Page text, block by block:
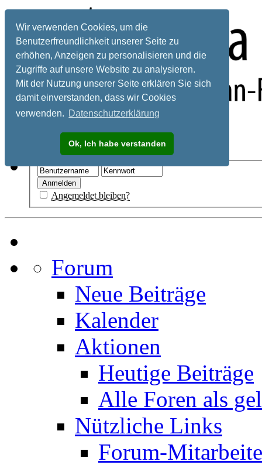
Wir verwenden Cookies, um die
Benutzerfreundlichkeit unserer Seite zu
erhöhen, Anzeigen zu personalisieren und die
Zugriffe auf unsere Website zu analysieren.
Mit der Nutzung unserer Seite erklären Sie sich
damit einverstanden, dass wir Cookies
verwenden. Datenschutzerklärung
Ok, Ich habe verstanden
Registrieren
Angemeldet bleiben?
Forum
Neue Beiträge
Kalender
Aktionen
Heutige Beiträge
Alle Foren als
Nützliche Links
Forum-